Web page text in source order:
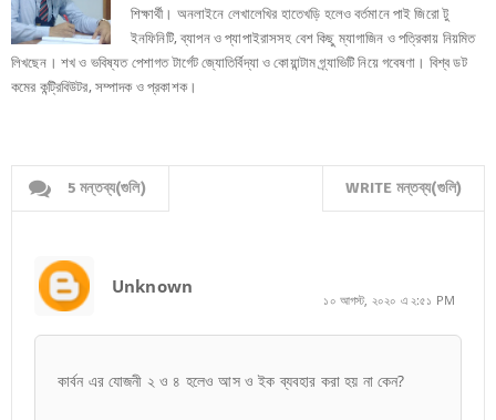
শিক্ষার্থী। অনলাইনে লেখালেখির হাতেখড়ি হলেও বর্তমানে পাই জিরো টু
ইনফিনিটি, ব্যাপন ও প্যাপাইরাসসহ বেশ কিছু ম্যাগাজিন ও পত্রিকায় নিয়মিত
লিখছেন। শখ ও ভবিষ্যত পেশাগত টার্গেট জ্যোতির্বিদ্যা ও কোয়ান্টাম গ্র্যাভিটি নিয়ে গবেষণা। বিশ্ব ডট
কমের কন্ট্রিবিউটর, সম্পাদক ও প্রকাশক।
5 মন্তব্য(গুলি) WRITE মন্তব্য(গুলি)
Unknown
১০ আগস্ট, ২০২০ এ ২:৫১ PM
কার্বন এর যোজনী ২ ও ৪ হলেও আস ও ইক ব্যবহার করা হয় না কেন?